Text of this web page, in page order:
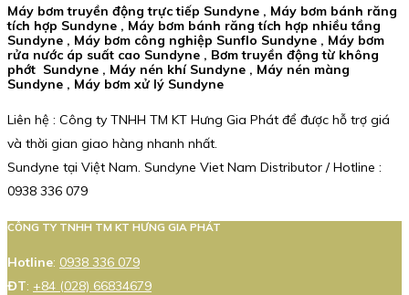
Máy bơm truyền động trực tiếp Sundyne , Máy bơm bánh răng
tích hợp Sundyne , Máy bơm bánh răng tích hợp nhiều tầng
Sundyne , Máy bơm công nghiệp Sunflo Sundyne , Máy bơm
rửa nước áp suất cao Sundyne , Bơm truyền động từ không
phớt Sundyne , Máy nén khí Sundyne , Máy nén màng
Sundyne , Máy bơm xử lý Sundyne
Liên hệ : Công ty TNHH TM KT Hưng Gia Phát để được hỗ trợ giá
và thời gian giao hàng nhanh nhất.
Sundyne tại Việt Nam. Sundyne Viet Nam Distributor / Hotline :
0938 336 079
CÔNG TY TNHH TM KT HƯNG GIA PHÁT
Hotline: 0938 336 079
ĐT: +84 (028) 66834679